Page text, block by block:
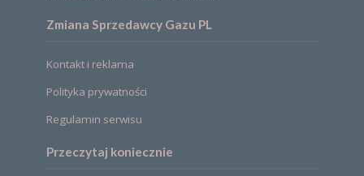
Zmiana Sprzedawcy Gazu PL
Kontakt i reklama
Polityka prywatności
Regulamin serwisu
Przeczytaj koniecznie